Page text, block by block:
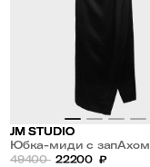
JM STUDIO
Юбка-миди с запАхом
49400 22200 ₽